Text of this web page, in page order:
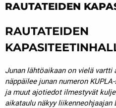
RAUTATEIDEN
RAUTATEIDEN
Junan lähtöaikaan on vielä vartti
näppäilee junan numeron
ja muut ajotiedot ilmestyvät
aikataulu näkyy liikenneohjaajan